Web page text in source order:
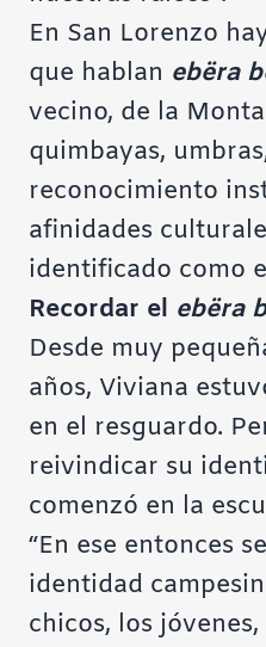
En San Lorenzo
que hablan ebëra
vecino, de la
quimbayas,
reconocimiento
afinidades
identificado como
Recordar el ebëra
Desde muy
años, Viviana
en el resguardo.
reivindicar su
comenzó en la
“En ese entonces
identidad
chicos, los